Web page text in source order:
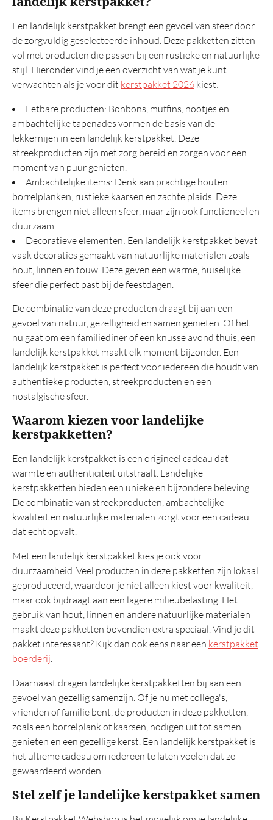
Tas
Wellness
Overig
Luxe
Italiaans
Tapas
Snijplank
Mooie
Eindejaarsgeschenken
Kerstattenties
Aanbevolen
TOP 20
Belastingregels
Een landelijk kerstpakket brengt een gevoel van sfeer door
de zorgvuldig geselecteerde inhoud. Deze pakketten zitten
vol met producten die passen bij een rustieke en natuurlijke
stijl. Hieronder vind je een overzicht van wat je kunt
verwachten als je voor dit kerstpakket 2026 kiest:
Eetbare producten: Bonbons, muffins, nootjes en
ambachtelijke tapenades vormen de basis van de
lekkernijen in een landelijk kerstpakket. Deze
streekproducten zijn met zorg bereid en zorgen voor een
moment van puur genieten.
Ambachtelijke items: Denk aan prachtige houten
borrelplanken, rustieke kaarsen en zachte plaids. Deze
items brengen niet alleen sfeer, maar zijn ook functioneel en
duurzaam.
Decoratieve elementen: Een landelijk kerstpakket bevat
vaak decoraties gemaakt van natuurlijke materialen zoals
hout, linnen en touw. Deze geven een warme, huiselijke
sfeer die perfect past bij de feestdagen.
De combinatie van deze producten draagt bij aan een
gevoel van natuur, gezelligheid en samen genieten. Of het
nu gaat om een familiediner of een knusse avond thuis, een
landelijk kerstpakket maakt elk moment bijzonder. Een
landelijk kerstpakket is perfect voor iedereen die houdt van
authentieke producten, streekproducten en een
nostalgische sfeer.
Waarom kiezen voor landelijke
kerstpakketten?
Een landelijk kerstpakket is een origineel cadeau dat
warmte en authenticiteit uitstraalt. Landelijke
kerstpakketten bieden een unieke en bijzondere beleving.
De combinatie van streekproducten, ambachtelijke
kwaliteit en natuurlijke materialen zorgt voor een cadeau
dat echt opvalt.
Met een landelijk kerstpakket kies je ook voor
duurzaamheid. Veel producten in deze pakketten zijn lokaal
geproduceerd, waardoor je niet alleen kiest voor kwaliteit,
maar ook bijdraagt aan een lagere milieubelasting. Het
gebruik van hout, linnen en andere natuurlijke materialen
maakt deze pakketten bovendien extra speciaal. Vind je dit
pakket interessant? Kijk dan ook eens naar een kerstpakket
boerderij.
Daarnaast dragen landelijke kerstpakketten bij aan een
gevoel van gezellig samenzijn. Of je nu met collega's,
vrienden of familie bent, de producten in deze pakketten,
zoals een borrelplank of kaarsen, nodigen uit tot samen
genieten en een gezellige kerst. Een landelijk kerstpakket is
het ultieme cadeau om iedereen te laten voelen dat ze
gewaardeerd worden.
Stel zelf je landelijke kerstpakket samen